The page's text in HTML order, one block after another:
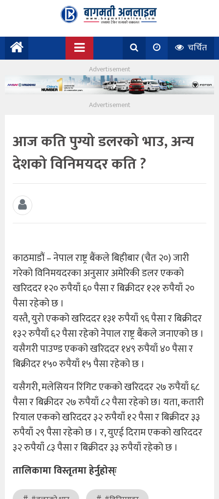
चर्चित
आज कति पुग्यो डलरको भाउ, अन्य
देशको विनिमयदर कति ?
काठमाडौं – नेपाल राष्ट्र बैंकले बिहीबार (चैत २०) जारी
गरेको विनिमयदरका अनुसार अमेरिकी डलर एकको
खरिददर १२० रुपैयाँ ६० पैसा र बिक्रीदर १२१ रुपैयाँ २०
पैसा रहेको छ ।
यस्तै, युरो एकको खरिददर १३१ रुपैयाँ ९६ पैसा र बिक्रीदर
१३२ रुपैयाँ ६२ पैसा रहेको नेपाल राष्ट्र बैंकले जनाएको छ ।
यसैगरी पाउण्ड एकको खरिददर १४९ रुपैयाँ ४० पैसा र
बिक्रीदर १५० रुपैयाँ १५ पैसा रहेको छ ।
यसैगरी, मलेसियन रिंगिट एकको खरिददर २७ रुपैयाँ ६८
पैसा र बिक्रीदर २७ रुपैयाँ ८२ पैसा रहेको छ। यता, कतारी
रियाल एकको खरिददर ३२ रुपैयाँ १२ पैसा र बिक्रीदर ३३
रुपैयाँ २९ पैसा रहेको छ । र, युएई दिराम एकको खरिददर
३२ रुपैयाँ ८३ पैसा र बिक्रीदर ३३ रुपैयाँ रहेको छ ।
तालिकामा विस्तृतमा हेर्नुहोस्ः